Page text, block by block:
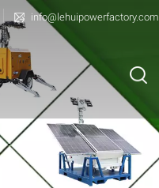
info@lehuipowerfactory.com